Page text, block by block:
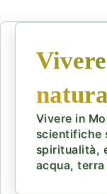
Vivere in
scientifiche
spiritualità,
acqua,